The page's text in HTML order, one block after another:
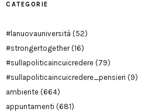
CATEGORIE
#lanuovauniversità (52)
#strongertogether(16)
#sullapoliticaincuicredere (79)
#sullapoliticaincuicredere_pensieri (9)
ambiente (664)
appuntamenti (681)